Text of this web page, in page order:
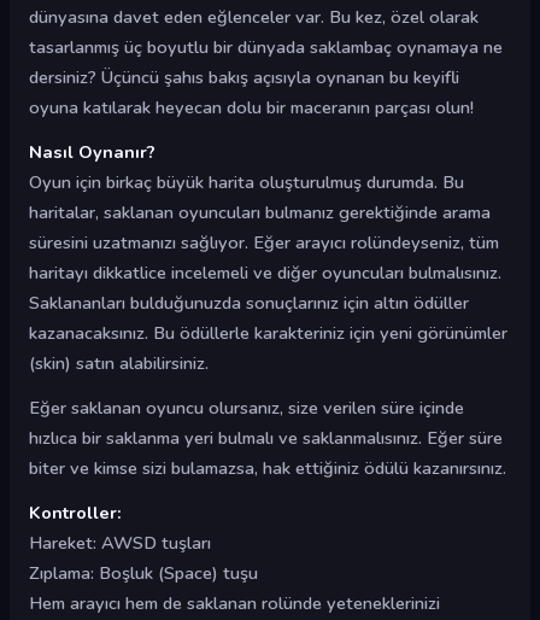
dünyasına davet eden eğlenceler var. Bu kez, özel olarak
tasarlanmış üç boyutlu bir dünyada saklambaç oynamaya ne
dersiniz? Üçüncü şahıs bakış açısıyla oynanan bu keyifli
oyuna katılarak heyecan dolu bir maceranın parçası olun!
Nasıl Oynanır?
Oyun için birkaç büyük harita oluşturulmuş durumda. Bu
haritalar, saklanan oyuncuları bulmanız gerektiğinde arama
süresini uzatmanızı sağlıyor. Eğer arayıcı rolündeyseniz, tüm
haritayı dikkatlice incelemeli ve diğer oyuncuları bulmalısınız.
Saklananları bulduğunuzda sonuçlarınız için altın ödüller
kazanacaksınız. Bu ödüllerle karakteriniz için yeni görünümler
(skin) satın alabilirsiniz.
Eğer saklanan oyuncu olursanız, size verilen süre içinde
hızlıca bir saklanma yeri bulmalı ve saklanmalısınız. Eğer süre
biter ve kimse sizi bulamazsa, hak ettiğiniz ödülü kazanırsınız.
Kontroller:
Hareket: AWSD tuşları
Zıplama: Boşluk (Space) tuşu
Hem arayıcı hem de saklanan rolünde yeteneklerinizi